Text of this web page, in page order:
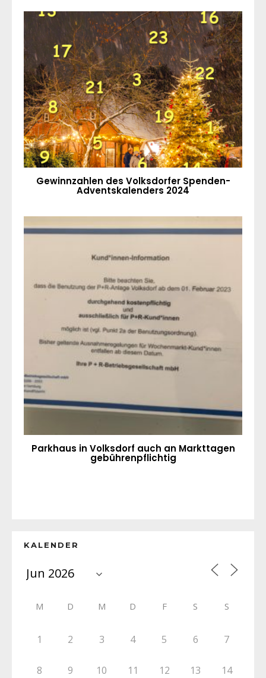
Gewinnzahlen des Volksdorfer Spenden-
Adventskalenders 2024
Parkhaus in Volksdorf auch an Markttagen
gebührenpflichtig
KALENDER
M D M D F S S
1 2 3 4 5 6 7
8 9 10 11 12 13 14